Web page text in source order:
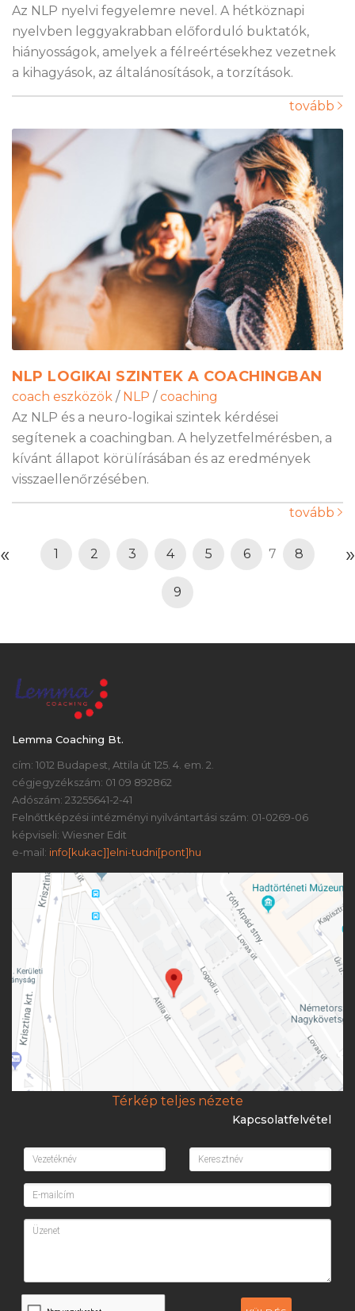
Az NLP nyelvi fegyelemre nevel. A hétköznapi
nyelvben leggyakrabban előforduló buktatók,
hiányosságok, amelyek a félreértésekhez vezetnek
a kihagyások, az általánosítások, a torzítások.
tovább
NLP LOGIKAI SZINTEK A COACHINGBAN
coach eszközök / NLP / coaching
Az NLP és a neuro-logikai szintek kérdései
segítenek a coachingban. A helyzetfelmérésben, a
kívánt állapot körülírásában és az eredmények
visszaellenőrzésében.
tovább
« 1 2 3 4 5 6 7 8
9
»
Lemma Coaching Bt.
cím: 1012 Budapest, Attila út 125. 4. em. 2.
cégjegyzékszám: 01 09 892862
Adószám: 23255641-2-41
Felnőttképzési intézményi nyilvántartási szám: 01-0269-06
képviseli: Wiesner Edit
e-mail: info[kukac]]elni-tudni[pont]hu
Térkép teljes nézete
Kapcsolatfelvétel